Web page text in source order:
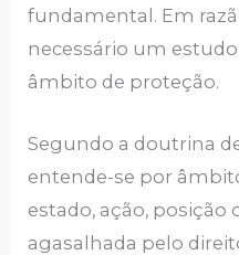
fundamental. Em
necessário um
âmbito de proteção.
Segundo a doutrina
entende-se por
estado, ação, posição
agasalhada pelo